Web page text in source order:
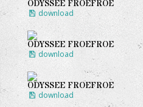
ODYSSEE FROEFROE
download
ODYSSEE FROEFROE
download
ODYSSEE FROEFROE
download